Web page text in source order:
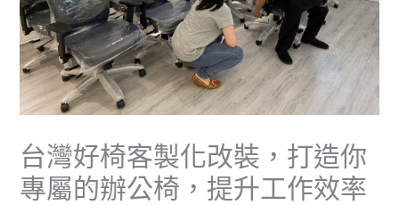
台灣好椅客製化改裝，打造你
專屬的辦公椅，提升工作效率